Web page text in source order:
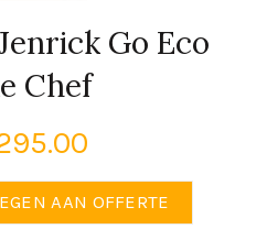
Go Eco
Chef
AAN OFFERTE